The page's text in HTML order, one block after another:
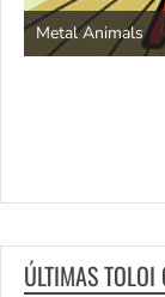
Metal Animals
ÚLTIMAS TOLOI